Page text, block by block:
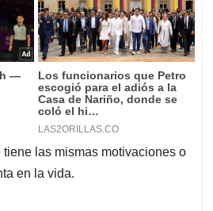
tiene las mismas motivaciones o
en la vida.